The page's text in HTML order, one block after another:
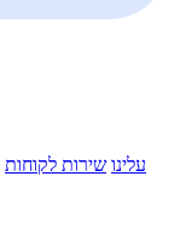
עלינו שירות לקוחות